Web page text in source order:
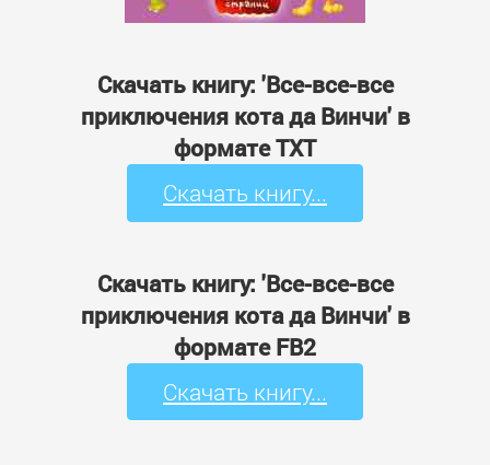
Скачать книгу: 'Все-все-все
приключения кота да Винчи' в
формате TXT
Скачать книгу...
Скачать книгу: 'Все-все-все
приключения кота да Винчи' в
формате FB2
Скачать книгу...